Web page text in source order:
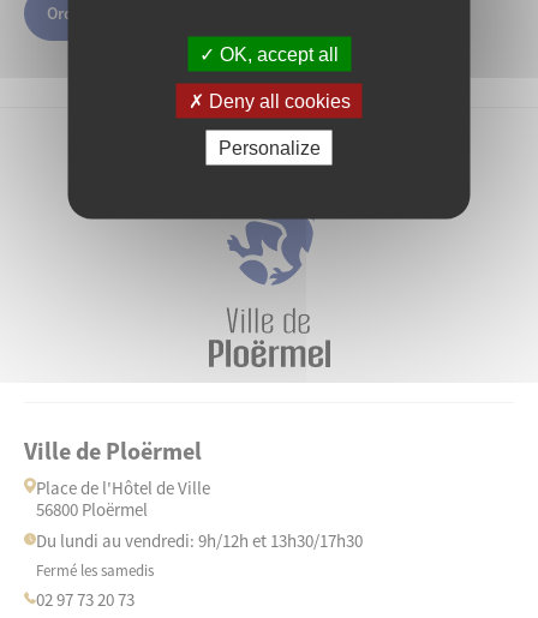
Ordre du jour
Ville de Ploërmel
Place de l'Hôtel de Ville
56800 Ploërmel
Du lundi au vendredi: 9h/12h et 13h30/17h30
Fermé les samedis
02 97 73 20 73
OK, accept all
Deny all cookies
Personalize